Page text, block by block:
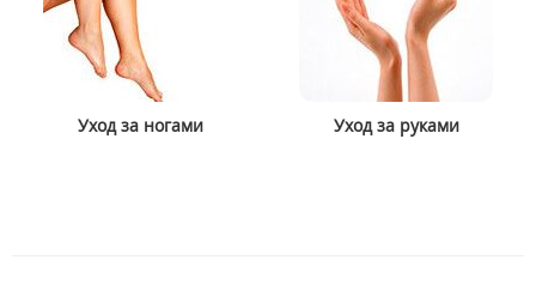
Уход за ногами Уход за руками